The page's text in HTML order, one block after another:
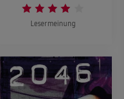
Lesermeinung